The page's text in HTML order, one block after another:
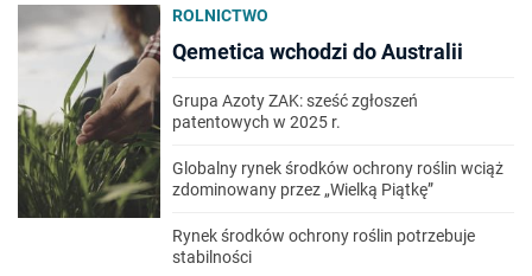
ROLNICTWO
Qemetica wchodzi do Australii
Grupa Azoty ZAK: sześć zgłoszeń
patentowych w 2025 r.
Globalny rynek środków ochrony roślin wciąż
zdominowany przez „Wielką Piątkę”
Rynek środków ochrony roślin potrzebuje
stabilności